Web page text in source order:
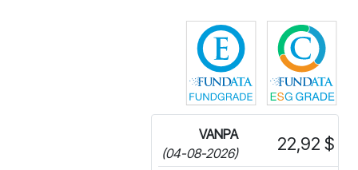
Cliquez pour
VANPA
(04-08-2026)
22,92 $